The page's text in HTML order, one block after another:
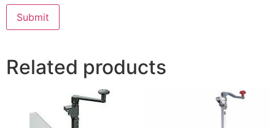
Related products